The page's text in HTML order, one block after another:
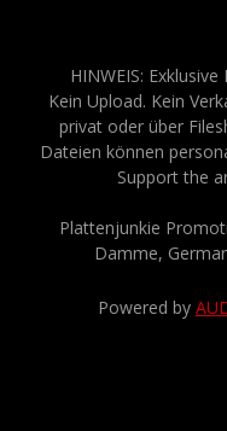
HINWEIS:
Kein Upload. Kein
privat oder über
Dateien können
Support the
Plattenjunkie
Damme,
Powered by